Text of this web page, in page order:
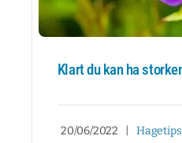
Klart du kan ha
20/06/2022 Hagetips